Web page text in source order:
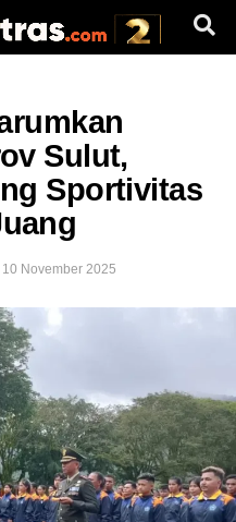
Sulut,
Sportivitas
10 November 2025